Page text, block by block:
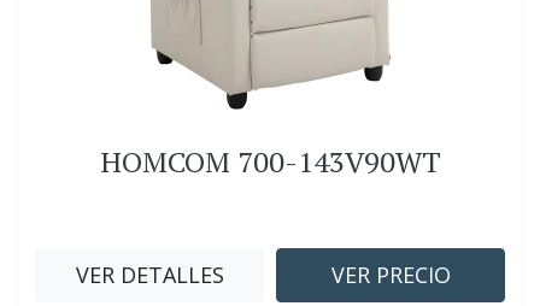
HOMCOM 700-143V90WT
VER DETALLES VER PRECIO